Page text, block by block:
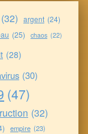
(32) argent (24)
(25) chaos (22)
(28)
(30)
(47)
(32)
empire (23)